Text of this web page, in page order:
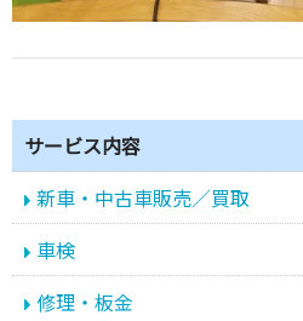
サービス内容
新車・中古車販売／買取
車検
修理・板金